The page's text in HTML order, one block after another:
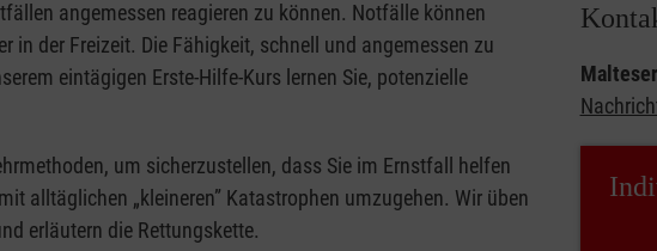
angemessen reagieren zu können. Notfälle können
in der Freizeit. Die Fähigkeit, schnell und angemessen zu
eintägigen Erste-Hilfe-Kurs lernen Sie, potenzielle
um sicherzustellen, dass Sie im Ernstfall helfen
alltäglichen „kleineren” Katastrophen umzugehen. Wir üben
erläutern die Rettungskette.